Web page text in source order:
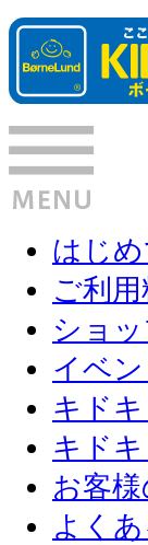
はじ
ご利
ショ
イベ
キド
キド
お客
よく